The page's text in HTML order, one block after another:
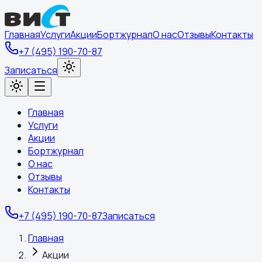
ГлавнаяУслугиАкцииБортжурналО насОтзывыКонтакты
+7 (495) 190-70-87
Записаться
Главная
Услуги
Акции
Бортжурнал
О нас
Отзывы
Контакты
+7 (495) 190-70-87Записаться
Главная
Акции